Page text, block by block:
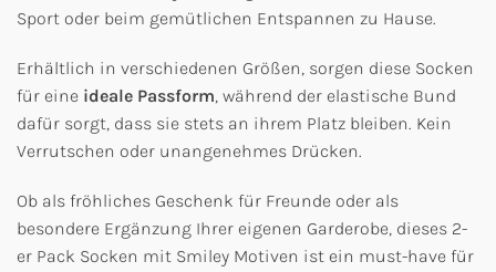
Sport oder beim gemütlichen Entspannen zu Hause.
Erhältlich in verschiedenen Größen, sorgen diese Socken
für eine ideale Passform, während der elastische Bund
dafür sorgt, dass sie stets an ihrem Platz bleiben. Kein
Verrutschen oder unangenehmes Drücken.
Ob als fröhliches Geschenk für Freunde oder als
besondere Ergänzung Ihrer eigenen Garderobe, dieses 2-
er Pack Socken mit Smiley Motiven ist ein must-have für